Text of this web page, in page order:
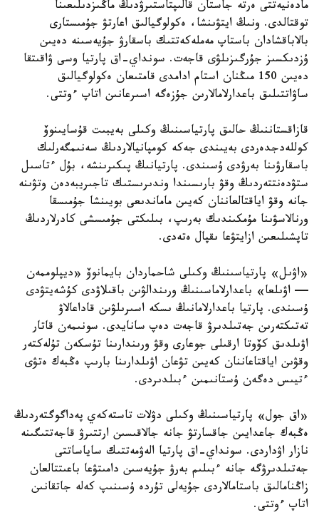
مادەنيەتتى ەرتە جاستان قالىپتاستىرۋدىڭ ماڭىزدىلىعىنا
توقتالدى. ونىڭ ايتۋىنشا، ەكولوگيالىق اعارتۋ جۇمىستارى
بالاباقشادان باستاپ مەملەكەتتىك باسقارۋ جۇيەسىنە دەيىن
ۇزدىكسىز جۇرگىزىلۋى قاجەت. سونداي-اق پارتيا وسى ۋاقىتقا
دەيىن 150 مىڭنان استام ادامدى قامتىعان ەكولوگيالىق
ساۋاتتىلىق باعدارلامالارىن جۇزەگە اسىرعانىن اتاپ ءوتتى.
قازاقستاننىڭ حالىق پارتياسىنىڭ وكىلى بەيبىت قۇسايىنوۆ
كوللەدجدەردى بەيىندى جەكە كومپانيالاردىڭ سەنىمگەرلىك
باسقارۋىنا بەرۋدى ۇسىندى. پارتيانىڭ پىكىرىنشە، بۇل ءتاسىل
ستۋدەنتتەردىڭ وقۋ بارىسىندا وندىرىستىك تاجىريبەدەن وتۋىنە
جانە وقۋ اياقتالعاننان كەيىن ماماندىعى بويىنشا جۇمىسقا
ورنالاسۋىنا مۇمكىندىك بەرىپ، بىلىكتى جۇمىسشى كادرلاردىڭ
تاپشىلىعىن ازايتۋعا ىقپال ەتەدى.
«اۋىل» پارتياسىنىڭ وكىلى شاحماردان بايمانوۆ «ديپلوممەن
— اۋىلعا» باعدارلاماسىنىڭ ورىندالۋىن باقىلاۋدى كۇشەيتۋدى
ۇسىندى. پارتيا باعدارلامانىڭ ىسكە اسىرىلۋىن قاداعالاۋ
تەتىكتەرىن جەتىلدىرۋ قاجەت دەپ سانايدى. سونىمەن قاتار
اۋىلدىق كۆوتا ارقىلى جوعارى وقۋ ورىندارىنا تۇسكەن تۇلەكتەر
وقۋىن اياقتاعاننان كەيىن تۋعان اۋىلدارىنا بارىپ ەڭبەك ەتۋى
ءتيىس دەگەن ۇستانىمىن ءبىلدىردى.
«اق جول» پارتياسىنىڭ وكىلى دۋلات تاستەكەي پەداگوگتەردىڭ
ەڭبەك جاعدايىن جاقسارتۋ جانە جالاقىسىن ارتتىرۋ قاجەتتىگىنە
نازار اۋداردى. سونداي-اق پارتيا الەۋمەتتىك ساياساتتى
جەتىلدىرۋگە جانە ءبىلىم بەرۋ جۇيەسىن دامىتۋعا باعىتتالعان
زاڭنامالىق باستامالاردى جۇيەلى تۇردە ۇسىنىپ كەلە جاتقانىن
اتاپ ءوتتى.